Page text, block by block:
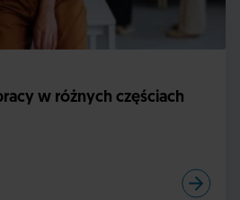
w różnych częściach